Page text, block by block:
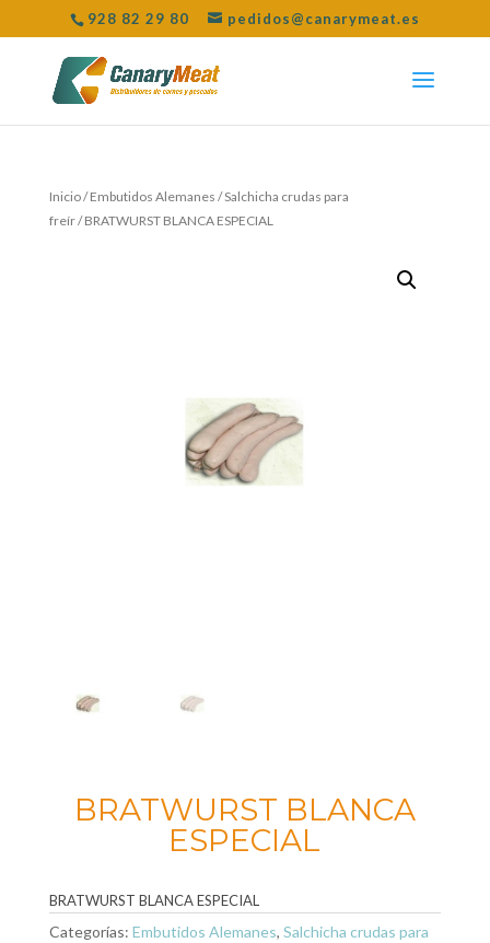
928 82 29 80 pedidos@canarymeat.es
Inicio/Embutidos Alemanes /Salchicha crudas para
freír/ BRATWURST BLANCA ESPECIAL
BRATWURST BLANCA
ESPECIAL
BRATWURST BLANCA ESPECIAL
Categorías: Embutidos Alemanes, Salchicha crudas para